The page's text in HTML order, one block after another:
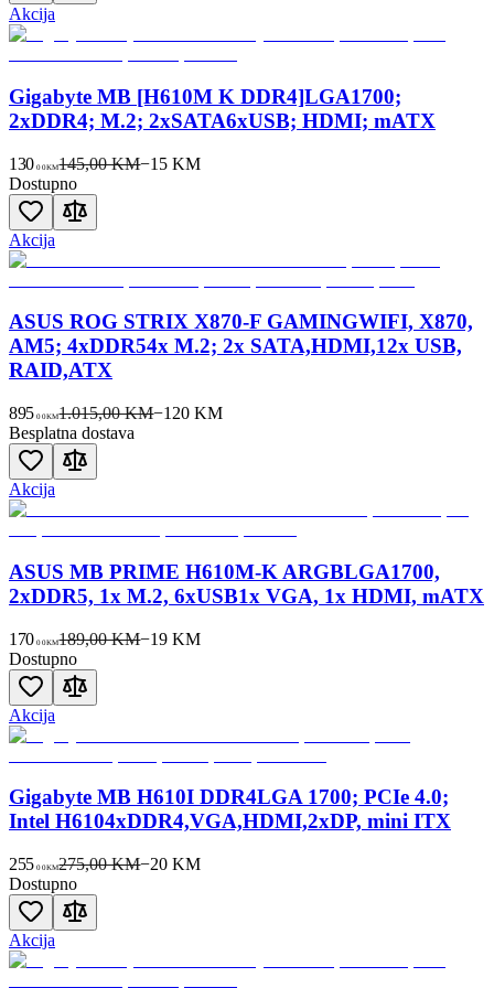
Akcija
Gigabyte MB [H610M K DDR4]LGA1700;
2xDDR4; M.2; 2xSATA6xUSB; HDMI; mATX
130 00KM145,00 KM−15 KM
Dostupno
Akcija
ASUS ROG STRIX X870-F GAMINGWIFI, X870,
AM5; 4xDDR54x M.2; 2x SATA,HDMI,12x USB,
RAID,ATX
895 00KM1.015,00 KM−120 KM
Besplatna dostava
Akcija
ASUS MB PRIME H610M-K ARGBLGA1700,
2xDDR5, 1x M.2, 6xUSB1x VGA, 1x HDMI, mATX
170 00KM189,00 KM−19 KM
Dostupno
Akcija
Gigabyte MB H610I DDR4LGA 1700; PCIe 4.0;
Intel H6104xDDR4,VGA,HDMI,2xDP, mini ITX
255 00KM275,00 KM−20 KM
Dostupno
Akcija